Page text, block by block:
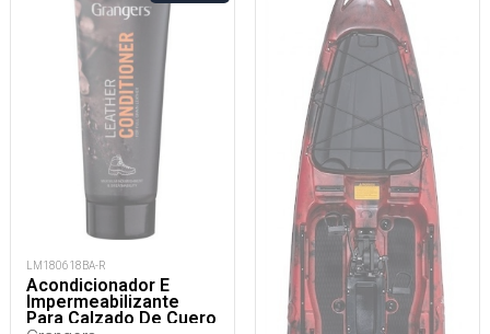
LM180618BA-R
Acondicionador E
Impermeabilizante
Para Calzado De Cuero